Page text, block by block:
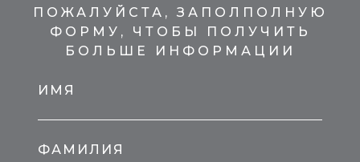
ПОЖАЛУЙСТА, ЗАПОЛПОЛНУЮ
ФОРМУ, ЧТОБЫ ПОЛУЧИТЬ
БОЛЬШЕ ИНФОРМАЦИИ
ИМЯ
ФАМИЛИЯ